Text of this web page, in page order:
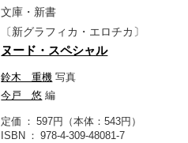
文庫・新書
〔新グラフィカ・エロチカ〕
ヌード・スペシャル
鈴木 重機 写真
今戸 悠 編
定価
597円（本体：543円）
ISBN
978-4-309-48081-7